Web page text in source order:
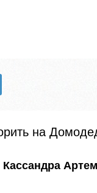
на
Кассандра